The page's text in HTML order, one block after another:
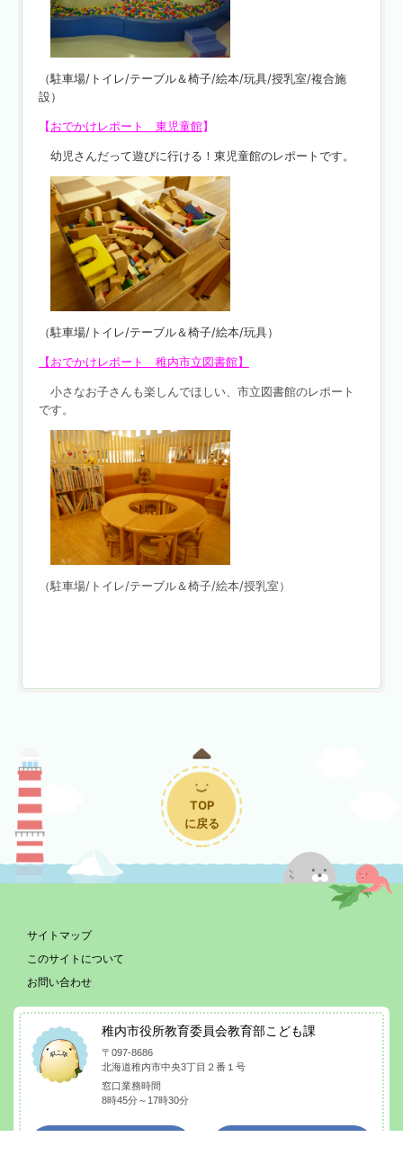
（駐車場/トイレ/テーブル＆椅子/絵本/玩具/授乳室/複合施
設）
【おでかけレポート 東児童館】
幼児さんだって遊びに行ける！東児童館のレポートです。
（駐車場/トイレ/テーブル＆椅子/絵本/玩具）
【おでかけレポート 稚内市立図書館】
小さなお子さんも楽しんでほしい、市立図書館のレポート
です。
（駐車場/トイレ/テーブル＆椅子/絵本/授乳室）
TOP
に戻る
サイトマップ
このサイトについて
お問い合わせ
稚内市役所教育委員会教育部こども課
〒097-8686
北海道稚内市中央3丁目２番１号
窓口業務時間
8時45分～17時30分